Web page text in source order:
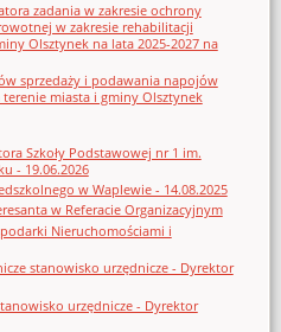
zadania w zakresie ochrony
w zakresie rehabilitacji
Olsztynek na lata 2025-2027 na
sprzedaży i podawania napojów
miasta i gminy Olsztynek
Szkoły Podstawowej nr 1 im.
- 19.06.2026
w Waplewie - 14.08.2025
w Referacie Organizacyjnym
Nieruchomościami i
stanowisko urzędnicze - Dyrektor
urzędnicze - Dyrektor